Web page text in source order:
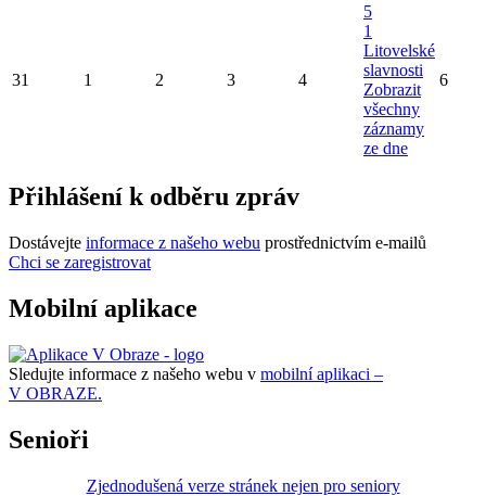
31 1 2 3 4
5
1
Litovelské
slavnosti
Zobrazit
všechny
záznamy
ze dne
6
Přihlášení k odběru zpráv
Dostávejte informace z našeho webu prostřednictvím e-mailů
Chci se zaregistrovat
Mobilní aplikace
Sledujte informace z našeho webu v mobilní aplikaci –
V OBRAZE.
Senioři
Zjednodušená verze stránek nejen pro seniory